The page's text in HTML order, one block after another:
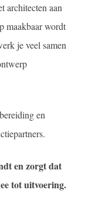
architecten aan
maakbaar wordt
je veel samen
en
en zorgt dat
tot uitvoering.